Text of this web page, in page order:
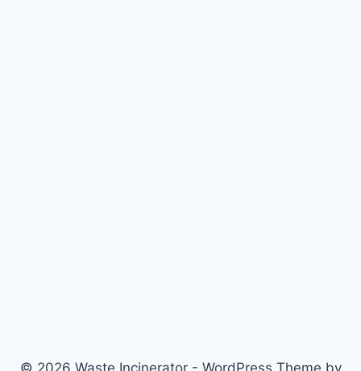
© 2026 Waste Incinerator - WordPress Theme by